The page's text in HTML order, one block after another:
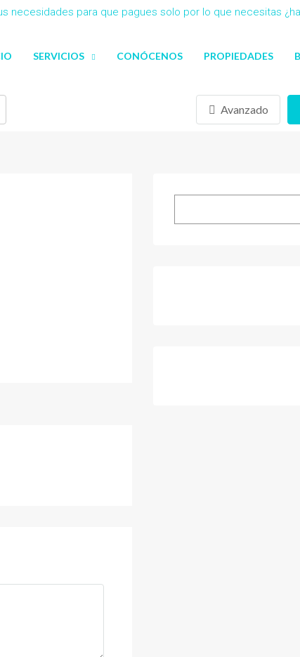
necesidades para que pagues solo por lo que necesitas
SERVICIOS CONÓCENOS PROPIEDADES
Avanzado